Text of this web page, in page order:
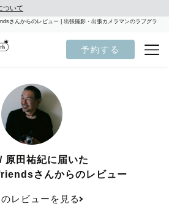
ついて
さんからのレビュー | 出張撮影・出張カメラマンのラブグラ
予約する
原田祐紀に届いた
さんからのレビュー
レビューを見る